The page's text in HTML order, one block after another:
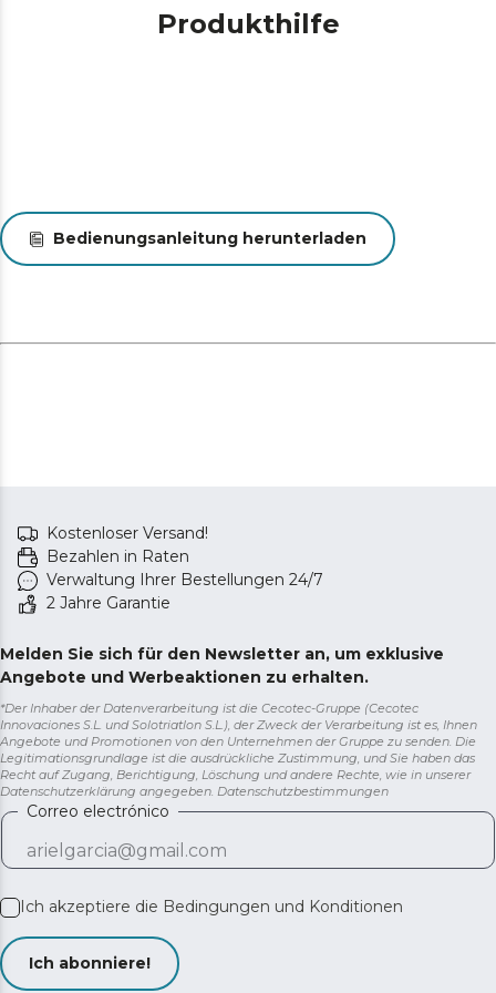
Produkthilfe
Bedienungsanleitung herunterladen
Kostenloser Versand!
Bezahlen in Raten
Verwaltung Ihrer Bestellungen 24/7
2 Jahre Garantie
Melden Sie sich für den Newsletter an, um exklusive
Angebote und Werbeaktionen zu erhalten.
*Der Inhaber der Datenverarbeitung ist die Cecotec-Gruppe (Cecotec
Innovaciones S.L. und Solotriatlon S.L.), der Zweck der Verarbeitung ist es, Ihnen
Angebote und Promotionen von den Unternehmen der Gruppe zu senden. Die
Legitimationsgrundlage ist die ausdrückliche Zustimmung, und Sie haben das
Recht auf Zugang, Berichtigung, Löschung und andere Rechte, wie in unserer
Datenschutzerklärung angegeben. Datenschutzbestimmungen
Correo electrónico
Ich akzeptiere die Bedingungen und Konditionen
Ich abonniere!